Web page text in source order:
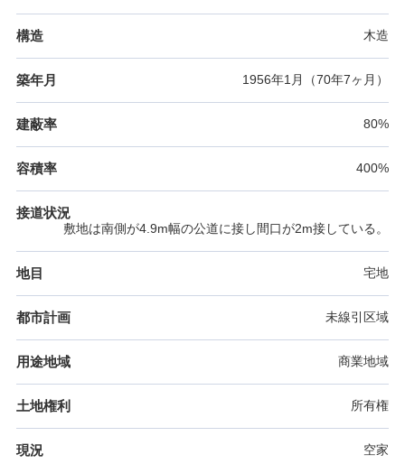
構造 木造
築年月 1956年1月（70年7ヶ月）
建蔽率 80%
容積率 400%
接道状況
敷地は南側が4.9m幅の公道に接し間口が2m接している。
地目 宅地
都市計画 未線引区域
用途地域 商業地域
土地権利 所有権
現況 空家